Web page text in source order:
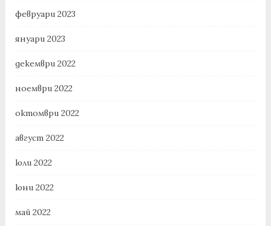
февруари 2023
януари 2023
декември 2022
ноември 2022
октомври 2022
август 2022
юли 2022
юни 2022
май 2022